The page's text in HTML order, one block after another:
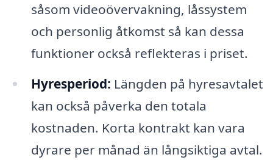
såsom videoövervakning, låssystem
och personlig åtkomst så kan dessa
funktioner också reflekteras i priset.
Hyresperiod: Längden på hyresavtalet
kan också påverka den totala
kostnaden. Korta kontrakt kan vara
dyrare per månad än långsiktiga avtal.